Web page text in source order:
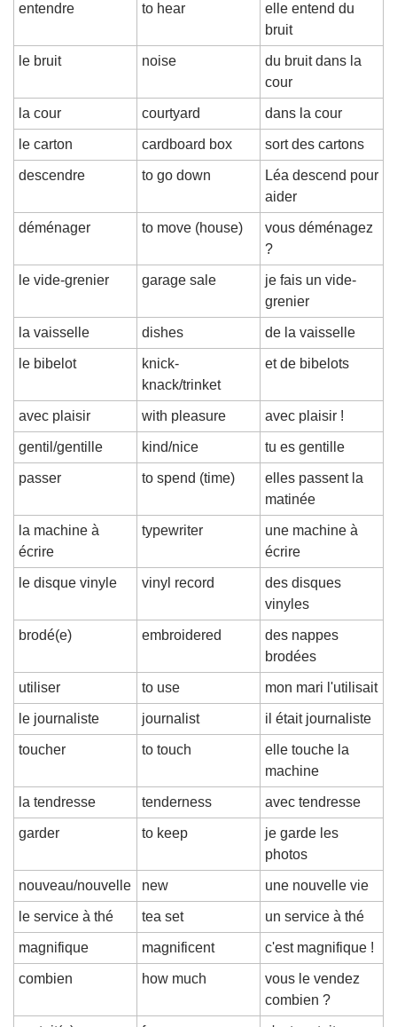
entendre to hear
elle entend du
bruit
le bruit noise
du bruit dans la
cour
la cour courtyard dans la cour
le carton cardboard box sort des cartons
descendre to go down
Léa descend pour
aider
déménager to move (house)
vous déménagez
?
le vide-grenier garage sale
je fais un vide-
grenier
la vaisselle dishes de la vaisselle
le bibelot
knick-
knack/trinket
et de bibelots
avec plaisir with pleasure avec plaisir !
gentil/gentille kind/nice tu es gentille
passer to spend (time)
elles passent la
matinée
la machine à
écrire
typewriter
une machine à
écrire
le disque vinyle vinyl record
des disques
vinyles
brodé(e) embroidered
des nappes
brodées
utiliser to use mon mari l'utilisait
le journaliste journalist il était journaliste
toucher to touch
elle touche la
machine
la tendresse tenderness avec tendresse
garder to keep
je garde les
photos
nouveau/nouvelle new une nouvelle vie
le service à thé tea set un service à thé
magnifique magnificent c'est magnifique !
combien how much
vous le vendez
combien ?